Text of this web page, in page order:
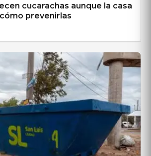
cucarachas aunque la casa
prevenirlas